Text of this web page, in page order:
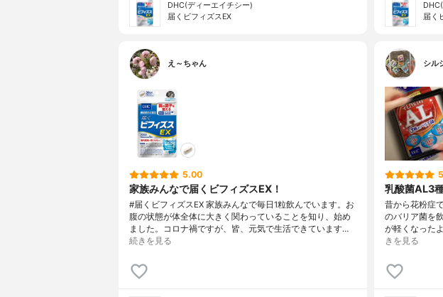
DHC(ディーエイチシー)
届くビフィズスEX
届く
え～ちゃん
5.00
家族みんなで届くビフィズスEX！
#届くビフィズスEX 家族みんなで毎日1粒飲んでいます。お
腹の状態が体全体に大きく関わっていることを知り、始め
ました。コロナ禍ですが、皆、元気で生活できています…
続きを見る
シル
乳酸菌AL3
昔から花粉症
のバリア菌を
が軽くなった
きを見る